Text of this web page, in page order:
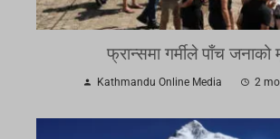
फ्रान्समा गर्मीले पाँच जनाको
Kathmandu Online Media 2